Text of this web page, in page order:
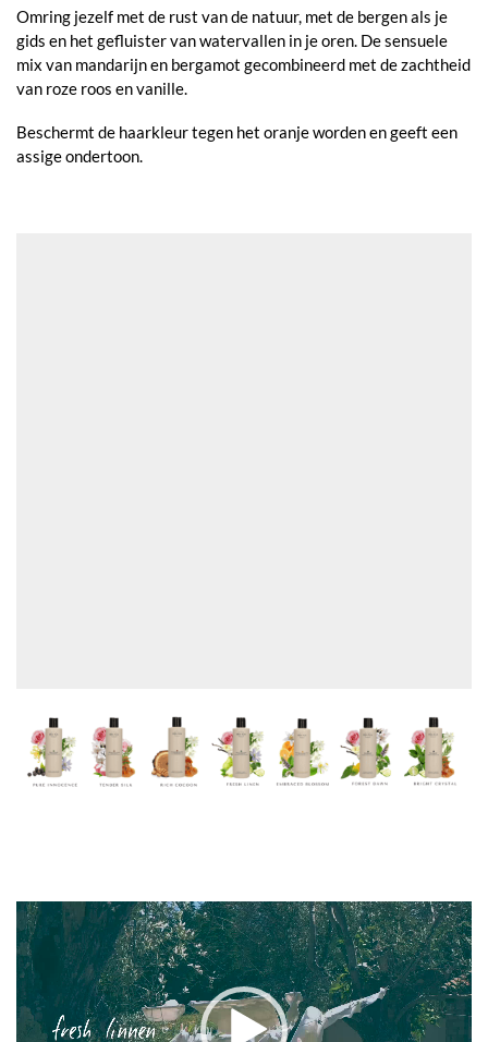
Omring jezelf met de rust van de natuur, met de bergen als je
gids en het gefluister van watervallen in je oren. De sensuele
mix van mandarijn en bergamot gecombineerd met de zachtheid
van roze roos en vanille.
Beschermt de haarkleur tegen het oranje worden en geeft een
assige ondertoon.
Videospeler